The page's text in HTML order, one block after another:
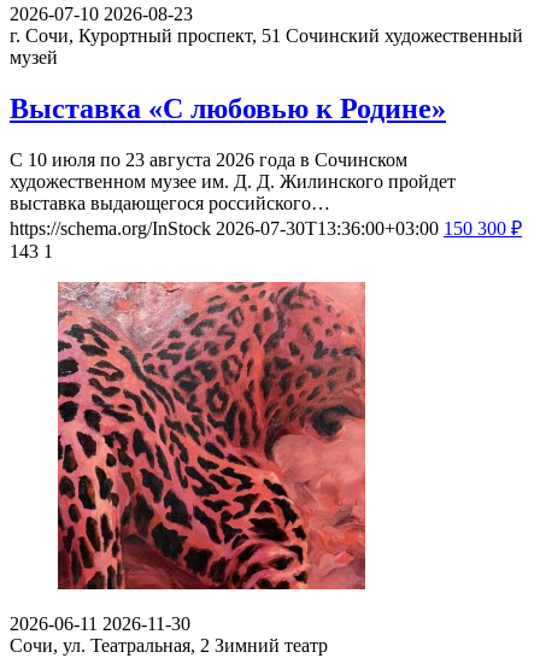
2026-07-10 2026-08-23
г. Сочи, Курортный проспект, 51 Сочинский художественный
музей
Выставка «С любовью к Родине»
С 10 июля по 23 августа 2026 года в Сочинском
художественном музее им. Д. Д. Жилинского пройдет
выставка выдающегося российского…
https://schema.org/InStock 2026-07-30T13:36:00+03:00 150 300 ₽
143 1
2026-06-11 2026-11-30
Сочи, ул. Театральная, 2 Зимний театр